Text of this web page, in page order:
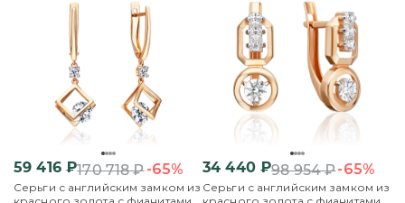
59 416₽170 718₽-65%
Серьги с английским замком из
34 440₽98 954₽-65%
Серьги с английским замком из